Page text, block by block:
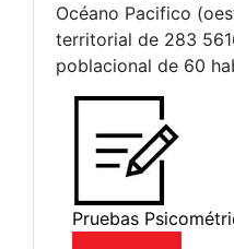
Océano Pacifico
territorial de 283
poblacional de 60